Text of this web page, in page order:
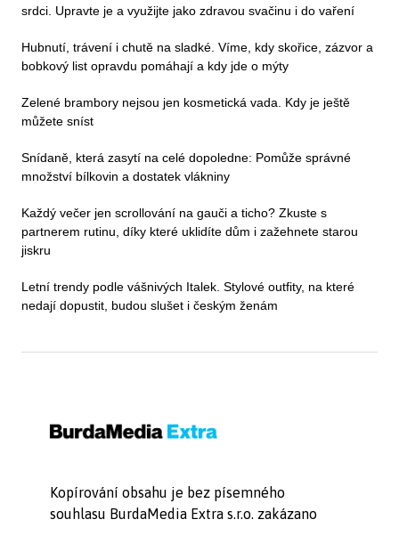
srdci. Upravte je a využijte jako zdravou svačinu i do vaření
Hubnutí, trávení i chutě na sladké. Víme, kdy skořice, zázvor a
bobkový list opravdu pomáhají a kdy jde o mýty
Zelené brambory nejsou jen kosmetická vada. Kdy je ještě
můžete sníst
Snídaně, která zasytí na celé dopoledne: Pomůže správné
množství bílkovin a dostatek vlákniny
Každý večer jen scrollování na gauči a ticho? Zkuste s
partnerem rutinu, díky které uklidíte dům i zažehnete starou
jiskru
Letní trendy podle vášnivých Italek. Stylové outfity, na které
nedají dopustit, budou slušet i českým ženám
Kopírování obsahu je bez písemného
souhlasu BurdaMedia Extra s.r.o. zakázano